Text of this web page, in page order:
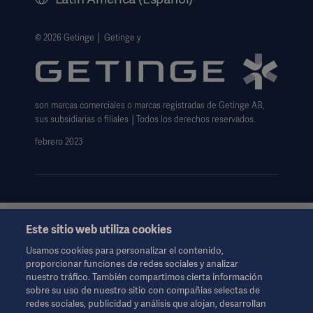
Política de privacidad del sitio web
Exención de responsabilidad de uso del sitio web
Aviso sobre las cookies
Formulario de solicitud de datos
© 2026 Getinge │ Getinge y
son marcas comerciales o marcas registradas de Getinge AB,
sus subsidiarias o filiales │Todos los derechos reservados.
febrero 2023
Esta información está dirigida exclusivamente a profesionales
de la salud u otras audiencias profesionales y son sólo para
fines informativos, no es exhaustiva y por lo tanto no debe ser
invocado como un reemplazo de las instrucciones de uso,
manual de servicio o consejo médico.
Getinge no se responsabiliza de ninguna acción u omisión de
Este sitio web utiliza cookies
Usamos cookies para personalizar el contenido,
proporcionar funciones de redes sociales y analizar
nuestro tráfico. También compartimos cierta información
sobre su uso de nuestro sitio con compañías selectas de
redes sociales, publicidad y análisis que alojan, desarrollan